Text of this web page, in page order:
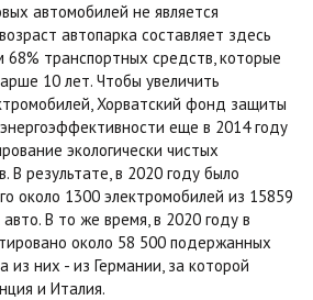
автомобилей не является
автопарка составляет здесь
68% транспортных средств, которые
10 лет. Чтобы увеличить
Хорватский фонд защиты
еще в 2014 году
экологически чистых
В результате, в 2020 году было
около 1300 электромобилей из 15859
В то же время, в 2020 году в
около 58 500 подержанных
из них - из Германии, за которой
и Италия.